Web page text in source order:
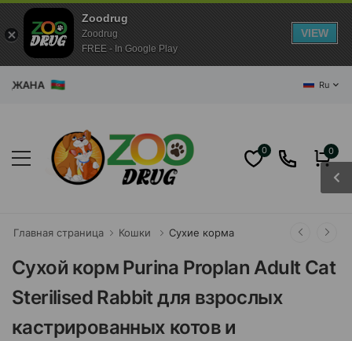
Ru
0 0
Главная страница Кошки Сухие корма
Сухой корм Purina Proplan Adult Cat
Sterilised Rabbit для взрослых
кастрированных котов и
Zoodrug
Zoodrug
FREE - In Google Play
VIEW